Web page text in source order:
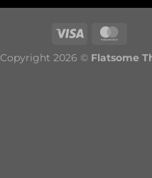
Copyright 2026 © Flatsome